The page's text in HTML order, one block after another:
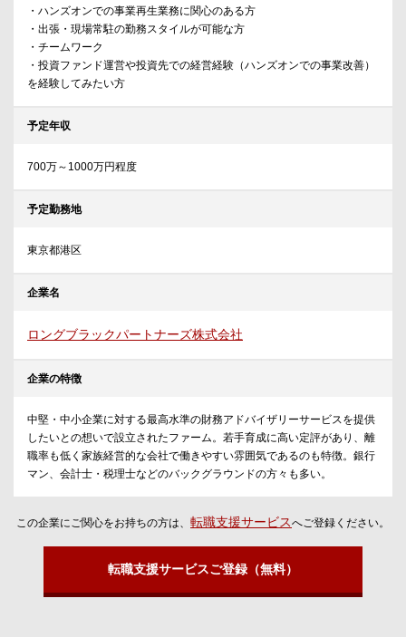
・ハンズオンでの事業再生業務に関心のある方
・出張・現場常駐の勤務スタイルが可能な方
・チームワーク
・投資ファンド運営や投資先での経営経験（ハンズオンでの事業改善）
を経験してみたい方
予定年収
700万～1000万円程度
予定勤務地
東京都港区
企業名
ロングブラックパートナーズ株式会社
企業の特徴
中堅・中小企業に対する最高水準の財務アドバイザリーサービスを提供
したいとの想いで設立されたファーム。若手育成に高い定評があり、離
職率も低く家族経営的な会社で働きやすい雰囲気であるのも特徴。銀行
マン、会計士・税理士などのバックグラウンドの方々も多い。
この企業にご関心をお持ちの方は、 転職支援サービスへご登録ください。
転職支援サービスご登録（無料）